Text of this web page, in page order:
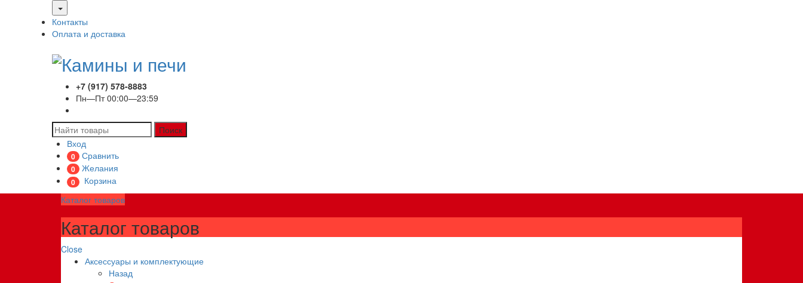
Контакты
Оплата и доставка
+7 (917) 578-8883
Пн—Пт 00:00—23:59
Поиск
Вход
0 Сравнить
0 Желания
0
Корзина
Каталог товаров
Каталог товаров
Close
Аксессуары и комплектующие
Назад